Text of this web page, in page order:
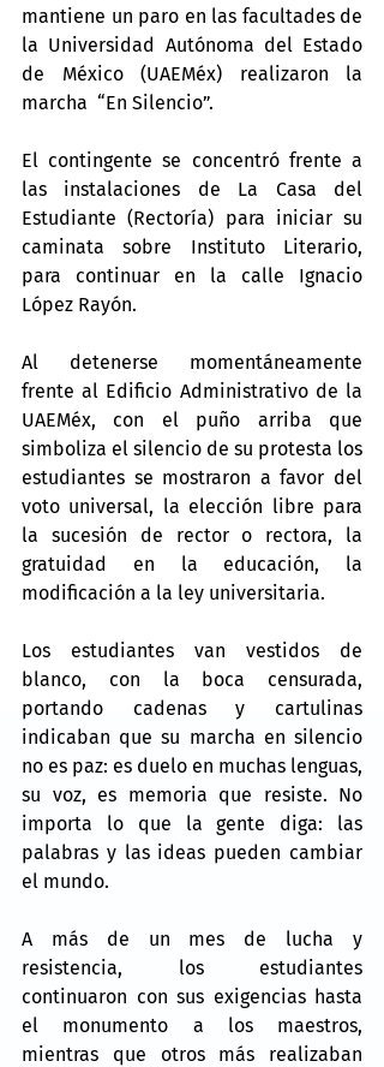
mantiene un paro en las facultades de
la Universidad Autónoma del Estado
de México (UAEMéx) realizaron la
marcha  “En Silencio”.
El contingente se concentró frente a
las instalaciones de La Casa del
Estudiante (Rectoría) para iniciar su
caminata sobre Instituto Literario,
para continuar en la calle Ignacio
López Rayón.
Al detenerse momentáneamente
frente al Edificio Administrativo de la
UAEMéx, con el puño arriba que
simboliza el silencio de su protesta los
estudiantes se mostraron a favor del
voto universal, la elección libre para
la sucesión de rector o rectora, la
gratuidad en la educación, la
modificación a la ley universitaria.
Los estudiantes van vestidos de
blanco, con la boca censurada,
portando cadenas y cartulinas
indicaban que su marcha en silencio
no es paz: es duelo en muchas lenguas,
su voz, es memoria que resiste. No
importa lo que la gente diga: las
palabras y las ideas pueden cambiar
el mundo.
A más de un mes de lucha y
resistencia, los estudiantes
continuaron con sus exigencias hasta
el monumento a los maestros,
mientras que otros más realizaban